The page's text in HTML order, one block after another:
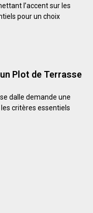
l’accent sur les
pour un choix
Plot de Terrasse
dalle demande une
critères essentiels